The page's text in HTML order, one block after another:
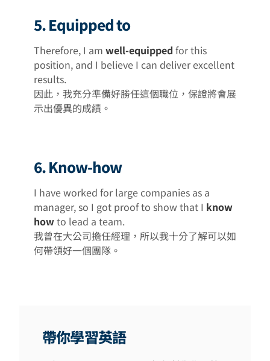
5. Equipped to
Therefore, I am well-equipped for this
position, and I believe I can deliver excellent
results.
因此，我充分準備好勝任這個職位，保證將會展
示出優異的成績。
6. Know-how
I have worked for large companies as a
manager, so I got proof to show that I know
howto lead a team.
我曾在大公司擔任經理，所以我十分了解可以如
何帶領好一個團隊。
帶你學習英語